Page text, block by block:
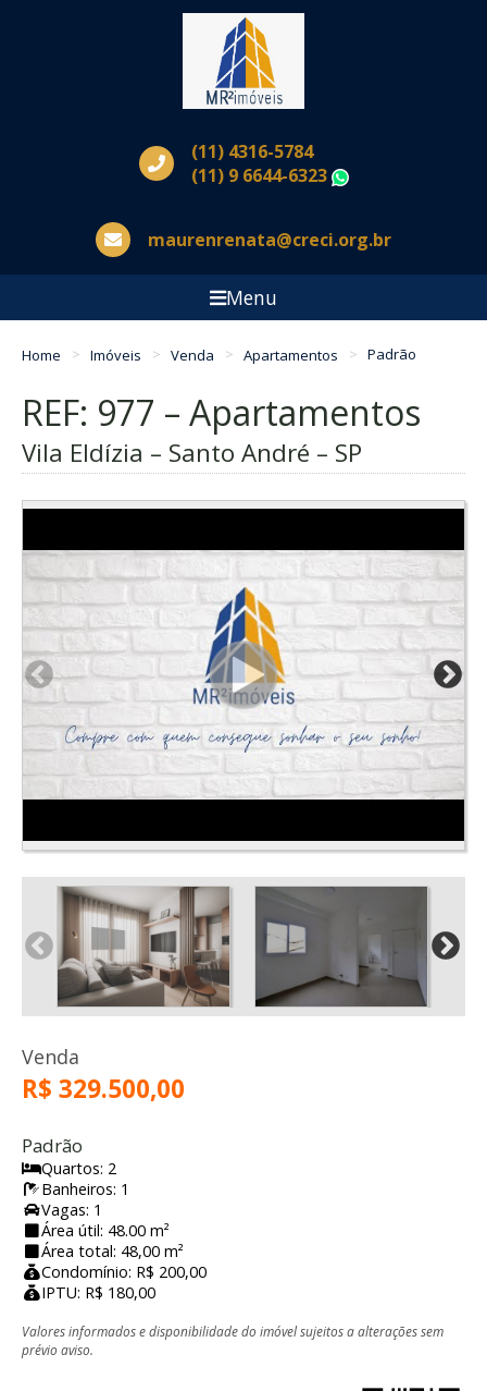
(11) 4316-5784
(11) 9 6644-6323
maurenrenata@creci.org.br
Menu
Home Imóveis Venda Apartamentos Padrão
REF: 977 – Apartamentos
Vila Eldízia – Santo André – SP
Venda
R$ 329.500,00
Padrão
Quartos: 2
Banheiros: 1
Vagas: 1
Área útil: 48.00 m²
Área total: 48,00 m²
Condomínio: R$ 200,00
IPTU: R$ 180,00
Valores informados e disponibilidade do imóvel sujeitos a alterações sem
prévio aviso.